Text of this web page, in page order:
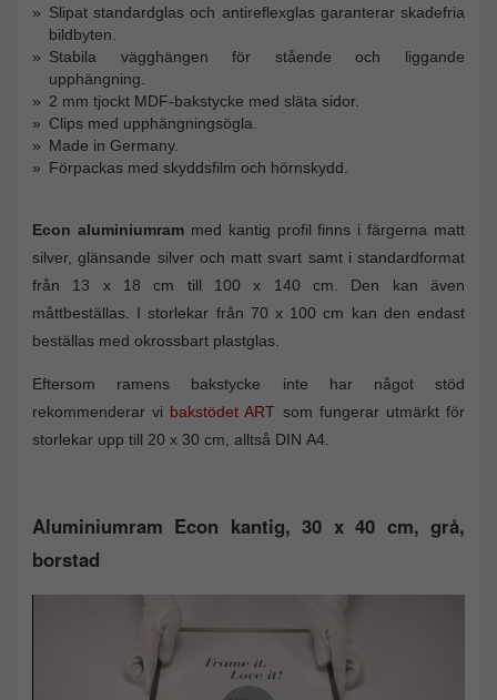
Slipat standardglas och antireflexglas garanterar skadefria
bildbyten.
Stabila vägghängen för stående och liggande
upphängning.
2 mm tjockt MDF-bakstycke med släta sidor.
Clips med upphängningsögla.
Made in Germany.
Förpackas med skyddsfilm och hörnskydd.
Econ aluminiumrammed kantig profil finns i färgerna matt
silver, glänsande silver och matt svart samt i standardformat
från 13 x 18 cm till 100 x 140 cm. Den kan även
måttbeställas. I storlekar från 70 x 100 cm kan den endast
beställas med okrossbart plastglas.
Eftersom ramens bakstycke inte har något stöd
rekommenderar vi bakstödet ART som fungerar utmärkt för
storlekar upp till 20 x 30 cm, alltså DIN A4.
Aluminiumram Econ kantig, 30 x 40 cm, grå,
borstad